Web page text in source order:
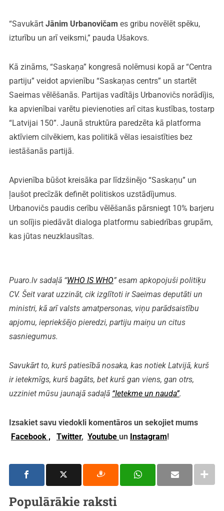
“Savukārt Jānim Urbanovičam es gribu novēlēt spēku,
izturību un arī veiksmi,” pauda Ušakovs.
Kā zināms, “Saskaņa” kongresā nolēmusi kopā ar “Centra
partiju” veidot apvienību “Saskaņas centrs” un startēt
Saeimas vēlēšanās. Partijas vadītājs Urbanovičs norādījis,
ka apvienībai varētu pievienoties arī citas kustības, tostarp
“Latvijai 150”. Jaunā struktūra paredzēta kā platforma
aktīviem cilvēkiem, kas politikā vēlas iesaistīties bez
iestāšanās partijā.
Apvienība būšot kreisāka par līdzšinējo “Saskaņu” un
ļaušot precīzāk definēt politiskos uzstādījumus.
Urbanovičs paudis cerību vēlēšanās pārsniegt 10% barjeru
un solījis piedāvāt dialoga platformu sabiedrības grupām,
kas jūtas neuzklausītas.
Puaro.lv sadaļā “WHO IS WHO” esam apkopojuši politiķu
CV. Šeit varat uzzināt, cik izglītoti ir Saeimas deputāti un
ministri, kā arī valsts amatpersonas, viņu parādsaistību
apjomu, iepriekšējo pieredzi, partiju maiņu un citus
sasniegumus.
Savukārt to, kurš patiesībā nosaka, kas notiek Latvijā, kurš
ir ietekmīgs, kurš bagāts, bet kurš gan viens, gan otrs,
uzziniet mūsu jaunajā sadaļā “Ietekme un nauda”.
Izsakiet savu viedokli komentāros un sekojiet mums
Facebook ,
Twitter, Youtube un Instagram!
Populārākie raksti